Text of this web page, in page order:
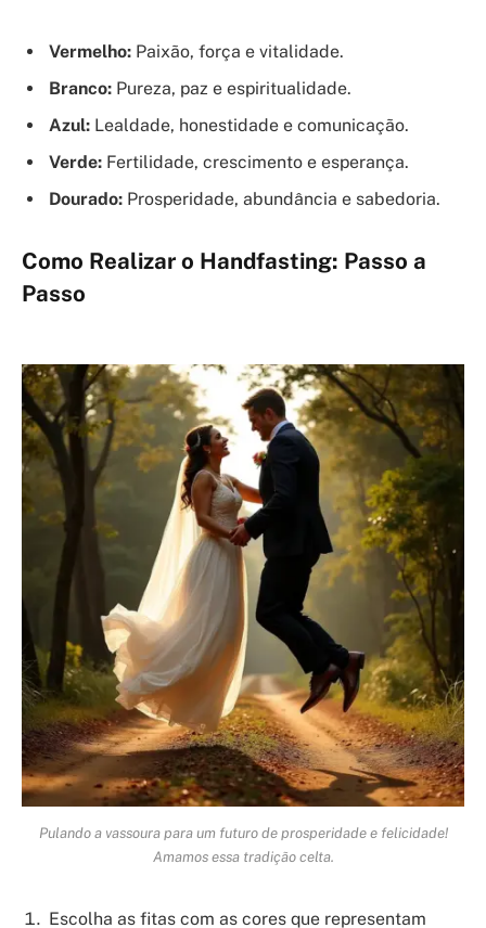
Vermelho: Paixão, força e vitalidade.
Branco: Pureza, paz e espiritualidade.
Azul: Lealdade, honestidade e comunicação.
Verde: Fertilidade, crescimento e esperança.
Dourado: Prosperidade, abundância e sabedoria.
Como Realizar o Handfasting: Passo a
Passo
Pulando a vassoura para um futuro de prosperidade e felicidade!
Amamos essa tradição celta.
Escolha as fitas com as cores que representam